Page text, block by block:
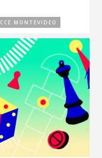
CCE MONTEVIDEO